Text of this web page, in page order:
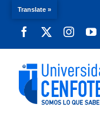
Translate »